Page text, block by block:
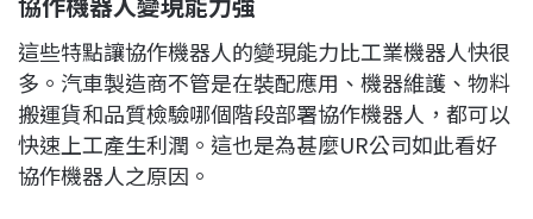
這些特點讓協作機器人的變現能力比工業機器人快很
多。汽車製造商不管是在裝配應用、機器維護、物料
搬運貨和品質檢驗哪個階段部署協作機器人，都可以
快速上工產生利潤。這也是為甚麼UR公司如此看好
協作機器人之原因。